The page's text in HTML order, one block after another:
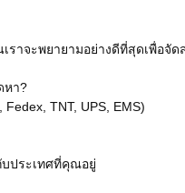
เราจะพยายามอย่างดีที่สุดเพื่อจั
หา?
TNT, UPS, EMS)
ประเทศที่คุณอยู่